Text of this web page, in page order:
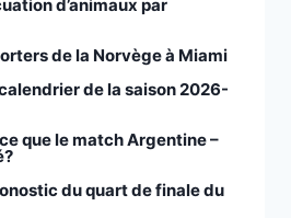
d’animaux par
de la Norvège à Miami
de la saison 2026-
que le match Argentine –
du quart de finale du